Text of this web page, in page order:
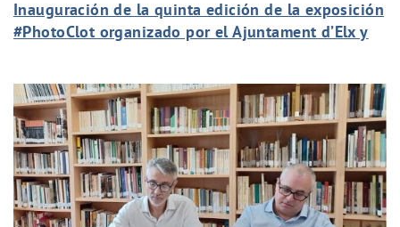
Inauguración de la quinta edición de la exposición
#PhotoClot organizado por el Ajuntament d’Elx y